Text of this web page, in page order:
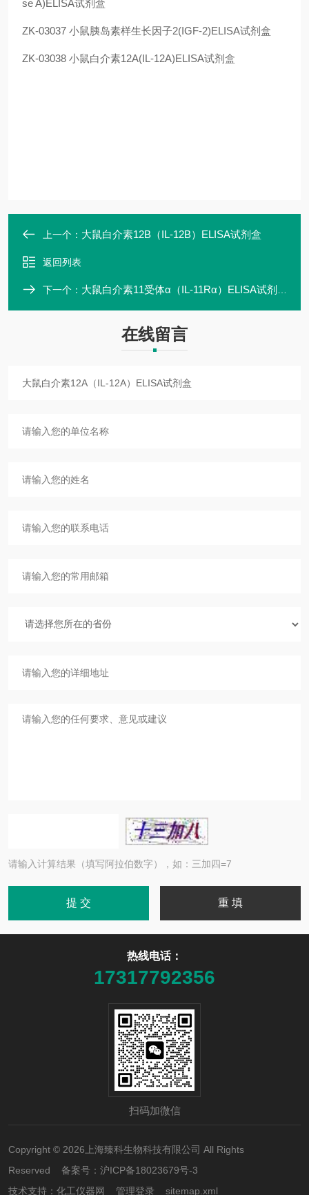
se A)ELISA试剂盒
ZK-03037 小鼠胰岛素样生长因子2(IGF-2)ELISA试剂盒
ZK-03038 小鼠白介素12A(IL-12A)ELISA试剂盒
上一个： 大鼠白介素12B（IL-12B）ELISA试剂盒
返回列表
下一个： 大鼠白介素11受体α（IL-11Rα）ELISA试剂盒
在线留言
请输入计算结果（填写阿拉伯数字），如：三加四=7
热线电话：
17317792356
扫码加微信
Copyright © 2026上海臻科生物科技有限公司 All Rights
Reserved 备案号： 沪ICP备18023679号-3
技术支持： 化工仪器网 管理登录 sitemap.xml